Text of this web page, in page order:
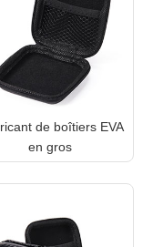
de boîtiers EVA
en gros